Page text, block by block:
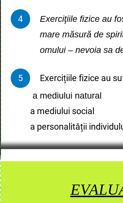
Exerciţiile fizice au
mare măsură de
omului – nevoia sa
Exercițiile fizice au
a mediului natural
a mediului social
a personalității